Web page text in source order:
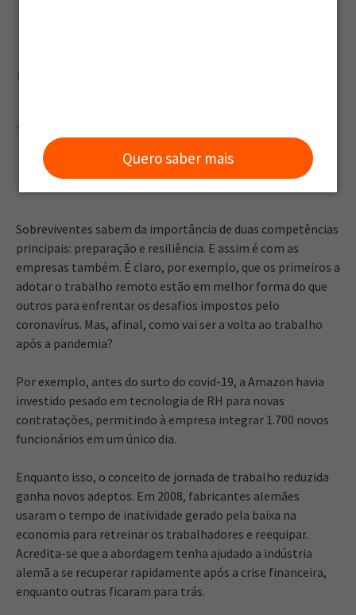
Quero saber mais
coronavírus?
Talita Sigales
Sobreviventes sabem da importância de duas competências
principais: preparação e resiliência. E assim é com as
empresas também. É claro, por exemplo, que os primeiros a
adotar o trabalho remoto estão em melhor forma do que
outros para enfrentar os desafios impostos pelo
coronavírus. Mas, afinal, como vai ser a volta ao trabalho
após a pandemia?
Por exemplo, antes do surto do covid-19, a Amazon havia
investido pesado em tecnologia de RH para novas
contratações, permitindo à empresa integrar 1.700 novos
funcionários em um único dia.
Enquanto isso, o conceito de jornada de trabalho reduzida
ganha novos adeptos. Em 2008, fabricantes alemães
usaram o tempo de inatividade gerado pela baixa na
economia para retreinar os trabalhadores e reequipar.
Acredita-se que a abordagem tenha ajudado a indústria
alemã a se recuperar rapidamente após a crise financeira,
enquanto outras ficaram para trás.